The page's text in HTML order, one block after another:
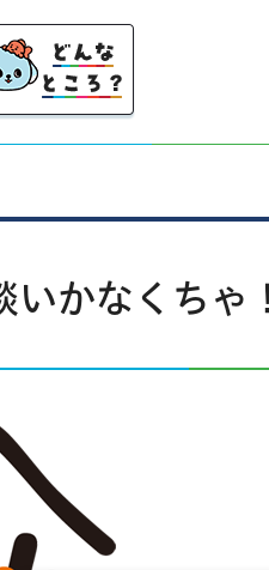
いかなくちゃ